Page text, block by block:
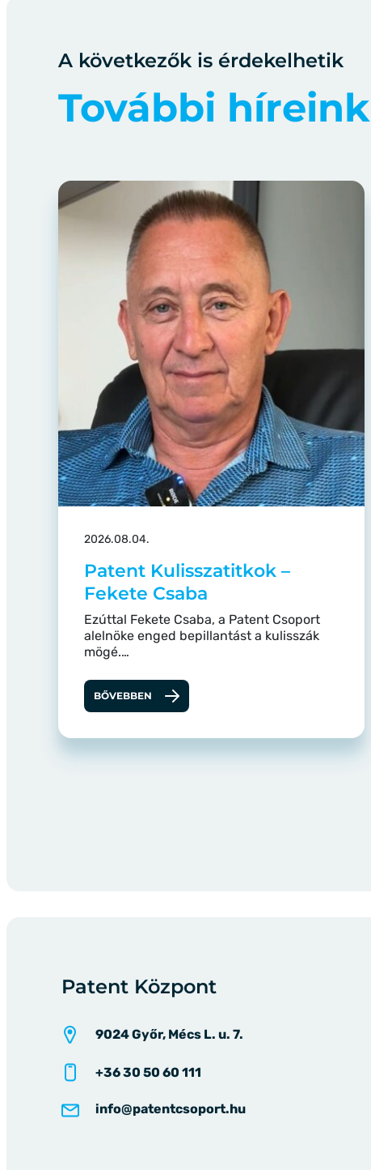
A következők is érdekelhetik
További híreink
2026.08.04.
Patent Kulisszatitkok –
Fekete Csaba
Ezúttal Fekete Csaba, a Patent Csoport
alelnöke enged bepillantást a kulisszák
mögé.…
BŐVEBBEN
Patent Központ
9024 Győr, Mécs L. u. 7.
+36 30 50 60 111
info@patentcsoport.hu